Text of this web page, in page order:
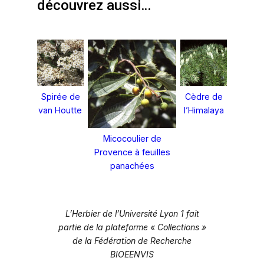
découvrez aussi…
Spirée de
van Houtte
Micocoulier de
Provence à feuilles
panachées
Cèdre de
l’Himalaya
L’Herbier de l’Université Lyon 1 fait
partie de la plateforme « Collections »
de la Fédération de Recherche
BIOEENVIS